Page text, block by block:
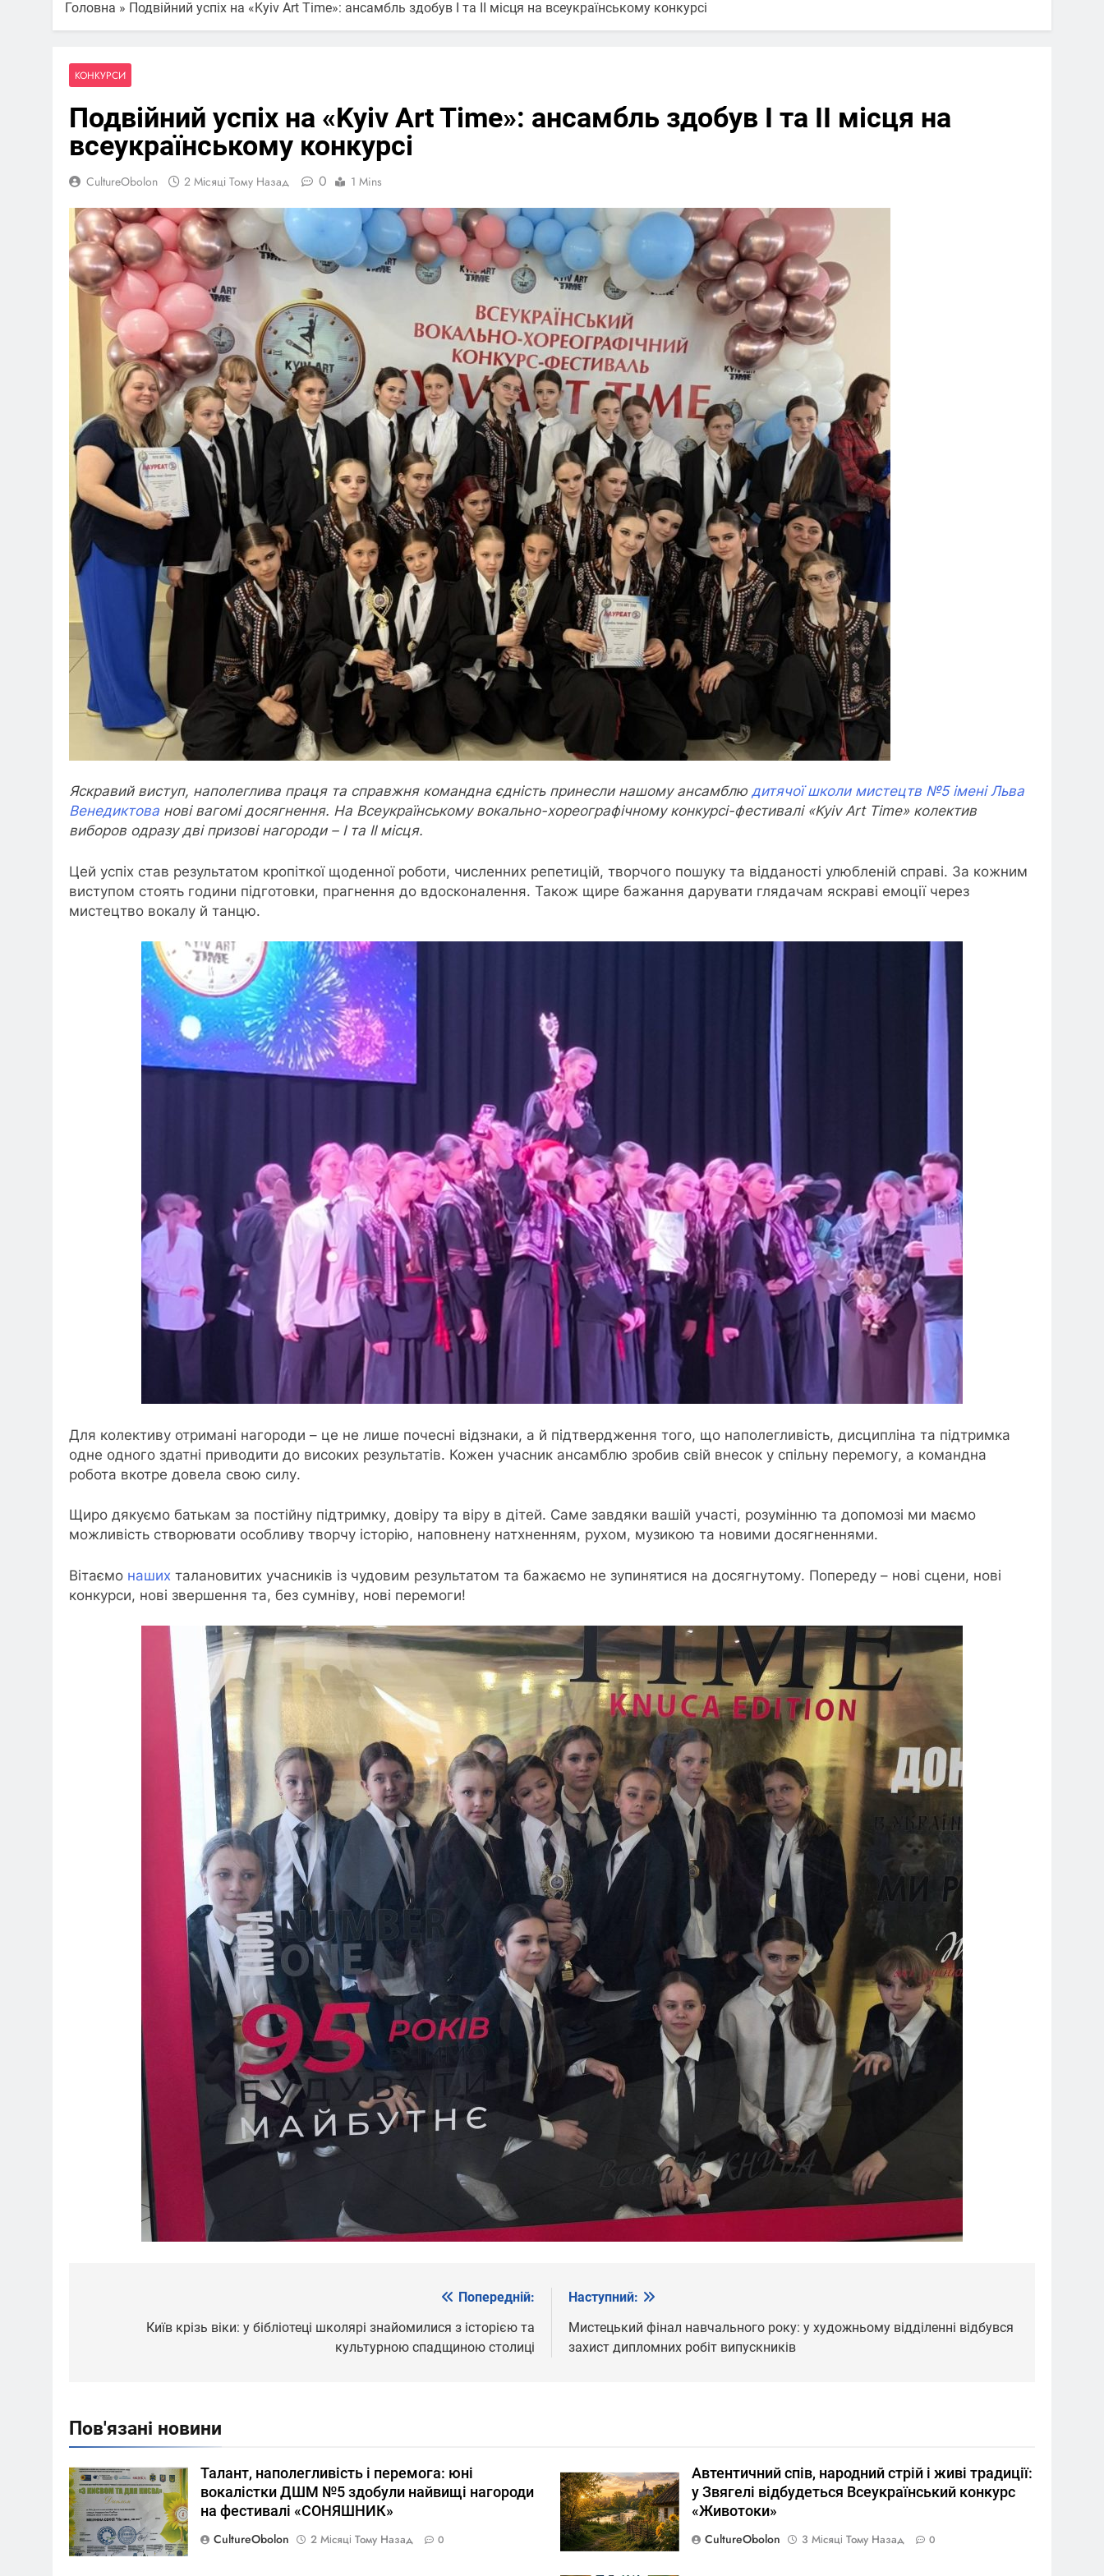
Головна » Подвійний успіх на «Kyiv Art Time»: ансамбль здобув І та ІІ місця на всеукраїнському конкурсі
КОНКУРСИ
Подвійний успіх на «Kyiv Art Time»: ансамбль здобув І та ІІ місця на
всеукраїнському конкурсі
CultureObolon 2 Місяці Тому Назад 0 1 Mins
Яскравий виступ, наполеглива праця та справжня командна єдність принесли нашому ансамблю дитячої школи мистецтв №5 імені Льва
Венедиктова нові вагомі досягнення. На Всеукраїнському вокально-хореографічному конкурсі-фестивалі «Kyiv Art Time» колектив
виборов одразу дві призові нагороди – І та ІІ місця.
Цей успіх став результатом кропіткої щоденної роботи, численних репетицій, творчого пошуку та відданості улюбленій справі. За кожним
виступом стоять години підготовки, прагнення до вдосконалення. Також щире бажання дарувати глядачам яскраві емоції через
мистецтво вокалу й танцю.
Для колективу отримані нагороди – це не лише почесні відзнаки, а й підтвердження того, що наполегливість, дисципліна та підтримка
одне одного здатні приводити до високих результатів. Кожен учасник ансамблю зробив свій внесок у спільну перемогу, а командна
робота вкотре довела свою силу.
Щиро дякуємо батькам за постійну підтримку, довіру та віру в дітей. Саме завдяки вашій участі, розумінню та допомозі ми маємо
можливість створювати особливу творчу історію, наповнену натхненням, рухом, музикою та новими досягненнями.
Вітаємо наших талановитих учасників із чудовим результатом та бажаємо не зупинятися на досягнутому. Попереду – нові сцени, нові
конкурси, нові звершення та, без сумніву, нові перемоги!
записів
Попередній:
Київ крізь віки: у бібліотеці школярі знайомилися з історією та
культурною спадщиною столиці
Наступний:
Мистецький фінал навчального року: у художньому відділенні відбувся
захист дипломних робіт випускників
Пов'язані новини
Талант, наполегливість і перемога: юні
вокалістки ДШМ №5 здобули найвищі нагороди
на фестивалі «СОНЯШНИК»
CultureObolon
2 Місяці Тому Назад 0
Автентичний спів, народний стрій і живі традиції:
у Звягелі відбудеться Всеукраїнський конкурс
«Животоки»
CultureObolon
3 Місяці Тому Назад 0